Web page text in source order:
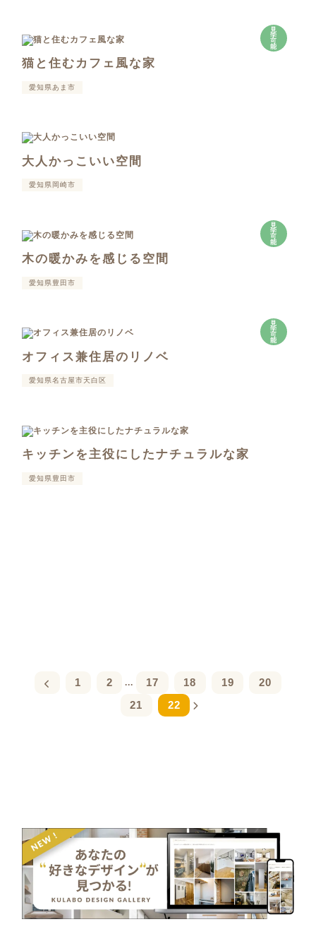
見
学
可
能
猫と住むカフェ風な家
愛知県あま市
大人かっこいい空間
愛知県岡崎市
見
学
可
能
木の暖かみを感じる空間
愛知県豊田市
見
学
可
能
オフィス兼住居のリノベ
愛知県名古屋市天白区
キッチンを主役にしたナチュラルな家
愛知県豊田市
1 2 ... 17 18 19
20
21
22